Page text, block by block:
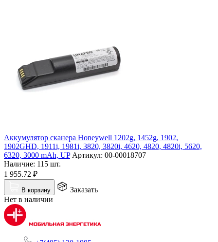
Аккумулятор сканера Honeywell 1202g, 1452g, 1902,
1902GHD, 1911i, 1981i, 3820, 3820i, 4620, 4820, 4820i, 5620,
6320, 3000 mAh, UP Артикул: 00-00018707
Наличие: 115 шт.
1 955.72 ₽
В корзину
Заказать
Нет в наличии